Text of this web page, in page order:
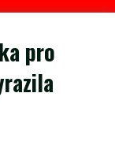
pro